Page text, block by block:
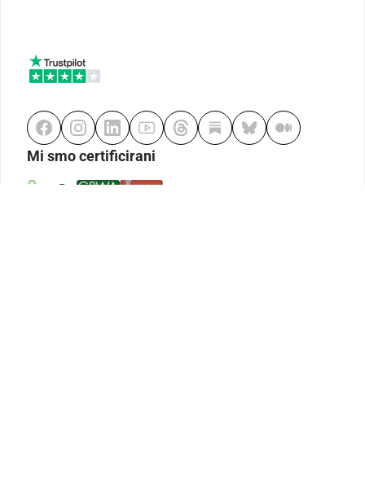
Mi smo certificirani